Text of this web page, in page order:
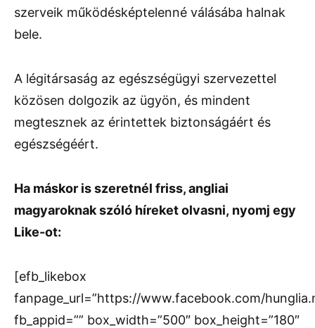
szerveik működésképtelenné válásába halnak
bele.
A légitársaság az egészségügyi szervezettel
közösen dolgozik az ügyön, és mindent
megtesznek az érintettek biztonságáért és
egészségéért.
Ha máskor is szeretnél friss, angliai
magyaroknak szóló híreket olvasni, nyomj egy
Like-ot:
[efb_likebox
fanpage_url=”https://www.facebook.com/
fb_appid=”” box_width=”500″ box_height=”180″